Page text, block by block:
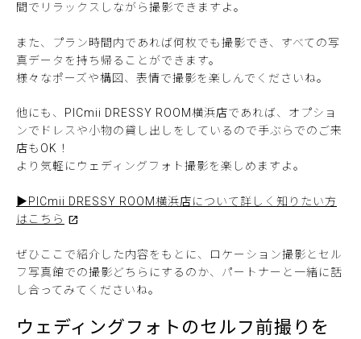
間でリラックスしながら撮影できますよ。
また、プラン時間内であれば何枚でも撮影でき、すべての写
真データを持ち帰ることができます。
様々なポーズや構図、表情で撮影を楽しんでくださいね。
他にも、PICmii DRESSY ROOM横浜店であれば、オプショ
ンでドレスや小物の貸し出しをしているので手ぶらでのご来
店もOK！
より気軽にウェディングフォト撮影を楽しめますよ。
▶PICmii DRESSY ROOM横浜店について詳しく知りたい方
はこちら
ぜひここで紹介した内容をもとに、ロケーション撮影とセル
フ写真館での撮影どちらにするのか、パートナーと一緒に話
し合ってみてくださいね。
ウェディングフォトのセルフ前撮りを